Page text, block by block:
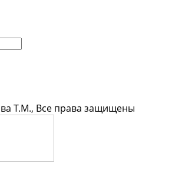
Т.М., Все права защищены